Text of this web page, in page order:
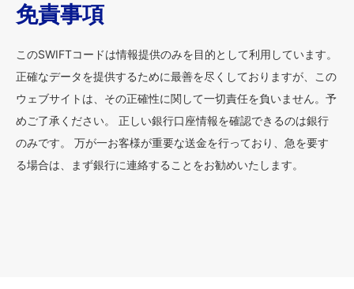
免責事項
このSWIFTコードは情報提供のみを目的として利用しています。
正確なデータを提供するために最善を尽くしておりますが、この
ウェブサイトは、その正確性に関して一切責任を負いません。予
めご了承ください。 正しい銀行口座情報を確認できるのは銀行
のみです。 万が一お客様が重要な送金を行っており、急を要す
る場合は、まず銀行に連絡することをお勧めいたします。